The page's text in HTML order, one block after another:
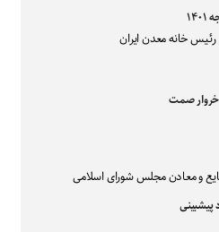
خانه معدن ایران
صمت
و معادن مجلس شورای اسلامی
پیشبینی